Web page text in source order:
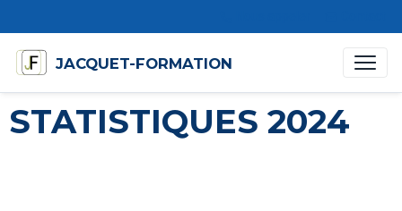
JACQUET-FORMATION
STATISTIQUES 2024